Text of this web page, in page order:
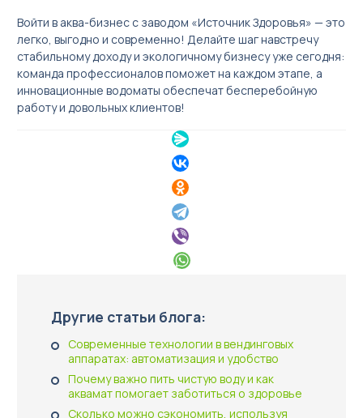
Войти в аква-бизнес с заводом «Источник Здоровья» — это
легко, выгодно и современно! Делайте шаг навстречу
стабильному доходу и экологичному бизнесу уже сегодня:
команда профессионалов поможет на каждом этапе, а
инновационные водоматы обеспечат бесперебойную
работу и довольных клиентов!
Другие статьи блога:
Современные технологии в вендинговых
аппаратах: автоматизация и удобство
Почему важно пить чистую воду и как
аквамат помогает заботиться о здоровье
Сколько можно сэкономить, используя